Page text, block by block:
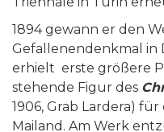
1894 gewann er den
Gefallenendenkmal in
erhielt erste größere
stehende Figur des
1906, Grab Lardera)
Mailand. Am Werk